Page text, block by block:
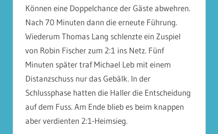
Können eine Doppelchance der Gäste abwehren.
Nach 70 Minuten dann die erneute Führung.
Wiederum Thomas Lang schlenzte ein Zuspiel
von Robin Fischer zum 2:1 ins Netz. Fünf
Minuten später traf Michael Leb mit einem
Distanzschuss nur das Gebälk. In der
Schlussphase hatten die Haller die Entscheidung
auf dem Fuss. Am Ende blieb es beim knappen
aber verdienten 2:1-Heimsieg.